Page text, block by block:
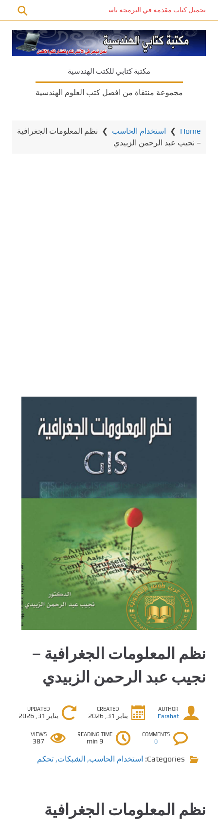
تحميل كتاب مقدمة في البرمجة باستخدام C# PDF – دليل المبتدئين للتعلم الذاتي
مكتبة كتابي للكتب الهندسية
مجموعة منتقاة من افصل كتب العلوم الهندسية
Home
❯ استخدام الحاسب ❯ نظم المعلومات الجغرافية
– نجيب عبد الرحمن الزبيدي
نظم المعلومات الجغرافية –
نجيب عبد الرحمن الزبيدي
AUTHOR
Farahat
CREATED
يناير 31, 2026
UPDATED
يناير 31, 2026
COMMENTS
0
READING TIME
9 min
VIEWS
387
Categories: استخدام الحاسب, الشبكات, تحكم
نظم المعلومات الجغرافية